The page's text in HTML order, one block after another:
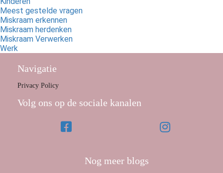
Meest gestelde vragen
Miskraam erkennen
Miskraam herdenken
Miskraam Verwerken
Werk
Navigatie
Privacy Policy
Volg ons op de sociale kanalen
Nog meer blogs